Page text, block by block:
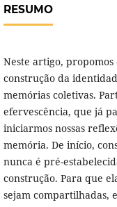
RESUMO
Neste artigo,
construção da
memórias coletivas.
efervescência, que já
iniciarmos nossas
memória. De início,
nunca é pré-
construção. Para que
sejam compartilhadas,